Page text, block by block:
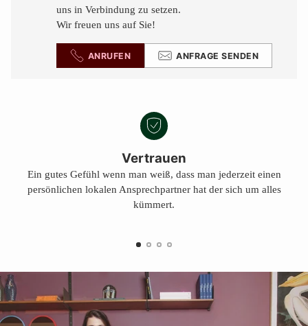
uns in Verbindung zu setzen.
Wir freuen uns auf Sie!
ANRUFEN ANFRAGE SENDEN
Vertrauen
Ein gutes Gefühl wenn man weiß, dass man jederzeit einen
persönlichen lokalen Ansprechpartner hat der sich um alles
kümmert.